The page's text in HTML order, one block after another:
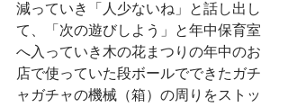
減っていき「人少ないね」と話し出し
て、「次の遊びしよう」と年中保育室
へ入っていき木の花まつりの年中のお
店で使っていた段ボールでできたガチ
ャガチャの機械（箱）の周りをストッ